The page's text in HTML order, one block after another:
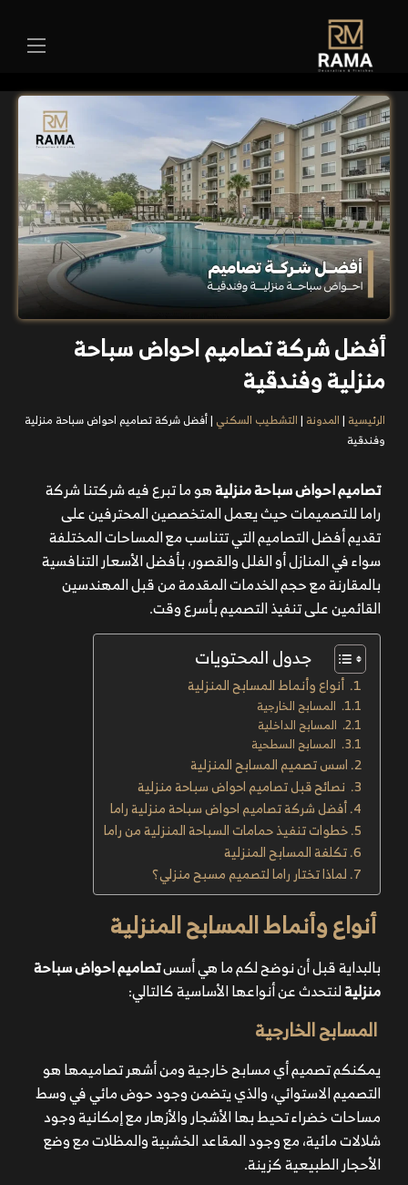
أفضل شركة تصاميم احواض سباحة
منزلية وفندقية
الرئيسية |المدونة |التشطيب السكني |أفضل شركة تصاميم احواض سباحة منزلية
وفندقية
تصاميم احواض سباحة منزليةهو ما تبرع فيه شركتنا شركة
راما للتصميمات حيث يعمل المتخصصين المحترفين على
تقديم أفضل التصاميم التي تتناسب مع المساحات المختلفة
سواء في المنازل أو الفلل والقصور، بأفضل الأسعار التنافسية
بالمقارنة مع حجم الخدمات المقدمة من قبل المهندسين
القائمين على تنفيذ التصميم بأسرع وقت.
جدول المحتويات
أنواع وأنماط المسابح المنزلية
المسابح الخارجية
المسابح الداخلية
المسابح السطحية
اسس تصميم المسابح المنزلية
نصائح قبل تصاميم احواض سباحة منزلية
أفضل شركة تصاميم احواض سباحة منزلية راما
خطوات تنفيذ حمامات السباحة المنزلية من راما
تكلفة المسابح المنزلية
لماذا تختار راما لتصميم مسبح منزلي؟
أنواع وأنماط المسابح المنزلية
بالبداية قبل أن نوضح لكم ما هي أسستصاميم احواض سباحة
منزليةلنتحدث عن أنواعها الأساسية كالتالي:
المسابح الخارجية
يمكنكم تصميم أي مسابح خارجية ومن أشهر تصاميمها هو
التصميم الاستوائي، والذي يتضمن وجود حوض مائي في وسط
مساحات خضراء تحيط بها الأشجار والأزهار مع إمكانية وجود
شلالات مائية، مع وجود المقاعد الخشبية والمظلات مع وضع
الأحجار الطبيعية كزينة.